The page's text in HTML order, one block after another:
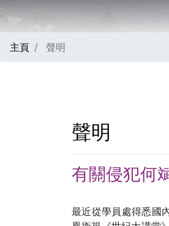
主頁 聲明
聲明
有關侵犯何
最近從學員處得悉國